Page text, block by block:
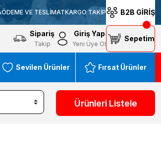
ÖDEME VE TESLİMATKARGO TAKİP B2B GİRİŞ
Sipariş
Takip
Giriş Yap
Yeni Üye Ol
Sepetim
Sevilen Ürünler Fırsat Ürünler
Ürünleri Listele